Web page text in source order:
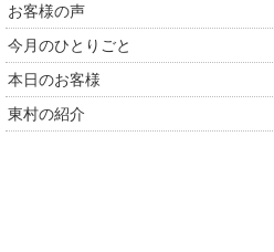
お客様の声
今月のひとりごと
本日のお客様
東村の紹介